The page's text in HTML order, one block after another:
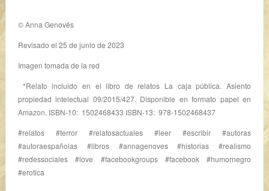
© Anna Genovés
Revisado el 25 de junio de 2023
Imagen tomada de la red
*Relato incluido en el libro de relatos La caja pública. Asiento
propiedad intelectual 09/2015/427. Disponible en formato papel en
Amazon. ISBN-10‏: ‎ 1502468433 ISBN-13‏: ‎ 978-1502468437
#relatos #terror #relatosactuales #leer #escribir #autoras
#autoraespañolas #libros #annagenoves #historias #realismo
#redessociales #love #facebookgroups #facebook #humornegro
#erotica